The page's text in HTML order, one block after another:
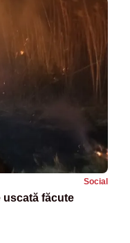
Social
uscată făcute